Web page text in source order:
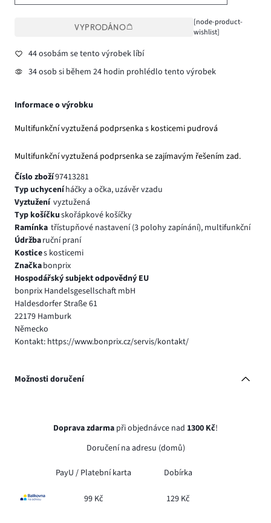
VYPRODÁNO
[node-product-
wishlist]
44 osobám se tento výrobek líbí
34 osob si během 24 hodin prohlédlo tento výrobek
Informace o výrobku
Multifunkční vyztužená podprsenka s kosticemi pudrová
Multifunkční vyztužená podprsenka se zajímavým řešením zad.
Číslo zboží97413281
Typ uchyceníháčky a očka, uzávěr vzadu
Vyztužení vyztužená
Typ košíčkuskořápkové košíčky
Ramínka třístupňové nastavení (3 polohy zapínání), multifunkční
Údržbaruční praní
Kostices kosticemi
Značkabonprix
Hospodářský subjekt odpovědný EU
bonprix Handelsgesellschaft mbH
Haldesdorfer Straße 61
22179 Hamburk
Německo
Kontakt: https://www.bonprix.cz/servis/kontakt/
Možnosti doručení
Doprava zdarma při objednávce nad 1300 Kč!
Doručení na adresu (domů)
PayU / Platební karta Dobírka
99 Kč 129 Kč